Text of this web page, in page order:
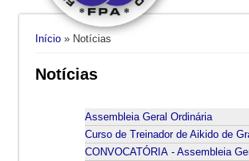
Está aqui
Início» Notícias
Notícias
Assembleia Geral Ordinária
Curso de Treinador de Aikido de
CONVOCATÓRIA - Assembleia